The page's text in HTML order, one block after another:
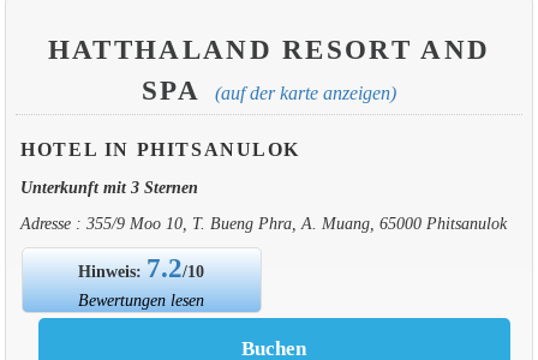
HATTHALAND RESORT AND
SPA
(auf der karte anzeigen)
HOTEL IN PHITSANULOK
Unterkunft mit 3 Sternen
Adresse : 355/9 Moo 10, T. Bueng Phra, A. Muang, 65000 Phitsanulok
Hinweis: 7.2/10
Bewertungen lesen